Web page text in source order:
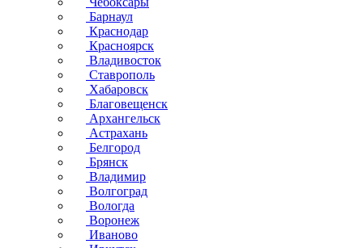
Барнаул
Краснодар
Красноярск
Владивосток
Ставрополь
Хабаровск
Благовещенск
Архангельск
Астрахань
Белгород
Брянск
Владимир
Волгоград
Вологда
Воронеж
Иваново